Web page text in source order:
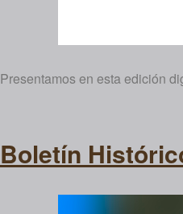
Presentamos en esta edición
Boletín